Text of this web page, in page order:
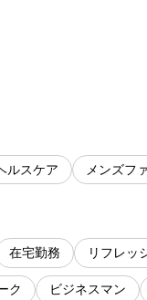
ルスケア メンズフ
在宅勤務 リフレッ
ク ビジネスマン